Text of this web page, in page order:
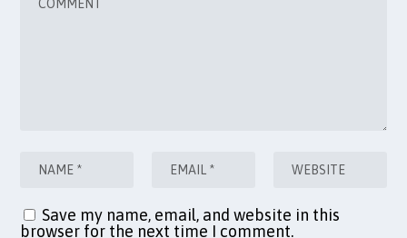
Save my name, email, and website in this
browser for the next time I comment.